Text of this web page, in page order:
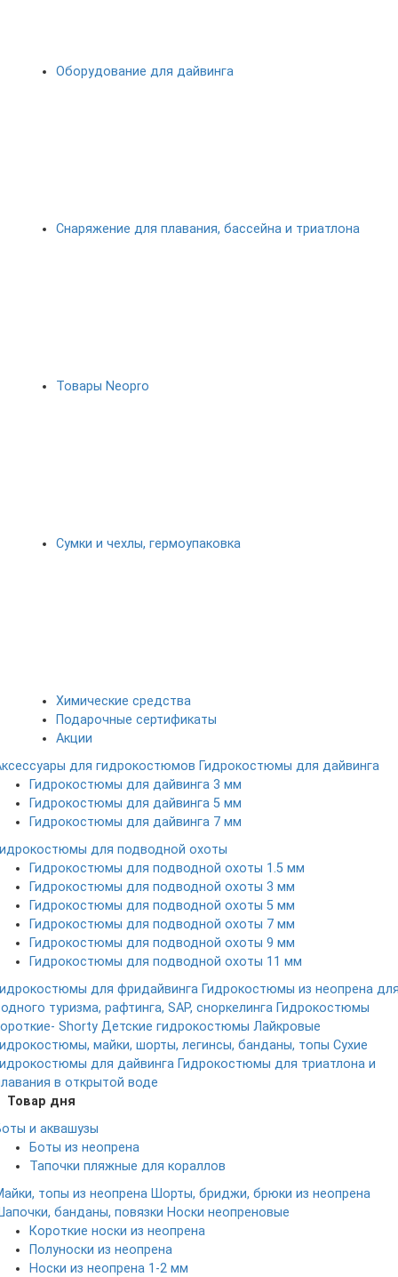
Оборудование для дайвинга
Снаряжение для плавания, бассейна и триатлона
Товары Neopro
Сумки и чехлы, гермоупаковка
Химические средства
Подарочные сертификаты
Акции
для гидрокостюмов Гидрокостюмы для дайвинга
Гидрокостюмы для дайвинга 3 мм
Гидрокостюмы для дайвинга 5 мм
Гидрокостюмы для дайвинга 7 мм
для подводной охоты
Гидрокостюмы для подводной охоты 1.5 мм
Гидрокостюмы для подводной охоты 3 мм
Гидрокостюмы для подводной охоты 5 мм
Гидрокостюмы для подводной охоты 7 мм
Гидрокостюмы для подводной охоты 9 мм
Гидрокостюмы для подводной охоты 11 мм
для фридайвинга Гидрокостюмы из неопрена
туризма, рафтинга, SAP, сноркелинга Гидрокостюмы
Shorty Детские гидрокостюмы Лайкровые
майки, шорты, легинсы, банданы, топы Сухие
для дайвинга Гидрокостюмы для триатлона и
в открытой воде
Товар дня
и аквашузы
Боты из неопрена
Тапочки пляжные для кораллов
топы из неопрена Шорты, бриджи, брюки из неопрена
банданы, повязки Носки неопреновые
Короткие носки из неопрена
Полуноски из неопрена
Носки из неопрена 1-2 мм